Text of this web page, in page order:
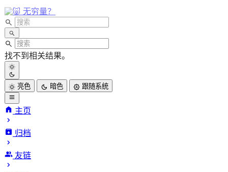
无穷量？
找不到相关结果。
亮色 暗色 跟随系统
主页
归档
友链